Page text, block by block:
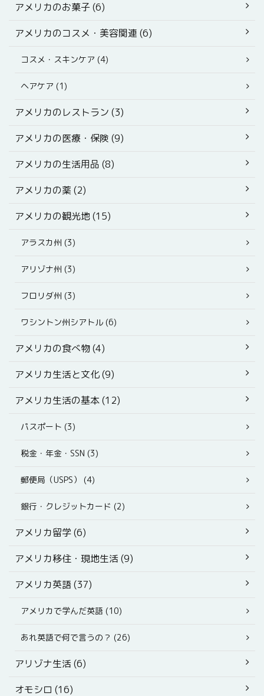
アメリカのお菓子 (6)
アメリカのコスメ・美容関連 (6)
コスメ・スキンケア (4)
ヘアケア (1)
アメリカのレストラン (3)
アメリカの医療・保険 (9)
アメリカの生活用品 (8)
アメリカの薬 (2)
アメリカの観光地 (15)
アラスカ州 (3)
アリゾナ州 (3)
フロリダ州 (3)
ワシントン州シアトル (6)
アメリカの食べ物 (4)
アメリカ生活と文化 (9)
アメリカ生活の基本 (12)
パスポート (3)
税金・年金・SSN (3)
郵便局（USPS） (4)
銀行・クレジットカード (2)
アメリカ留学 (6)
アメリカ移住・現地生活 (9)
アメリカ英語 (37)
アメリカで学んだ英語 (10)
あれ英語で何で言うの？ (26)
アリゾナ生活 (6)
オモシロ (16)